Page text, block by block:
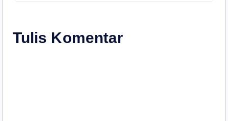
s
Tulis Komentar